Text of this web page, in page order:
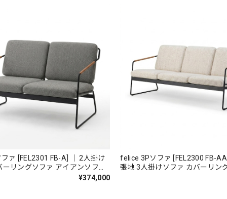
ァ [FEL2301 FB-A] ｜ 2人掛け
ーリングソファ アイアンソファ
¥374,000
felice 3Pソファ [FEL2300 FB-
張地 3人掛けソファ カバーリン